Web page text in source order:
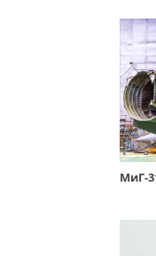
МиГ-